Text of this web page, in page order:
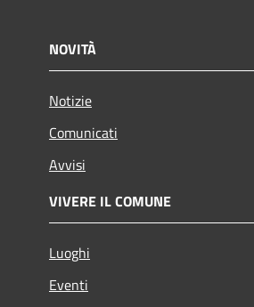
NOVITÀ
Notizie
Comunicati
Avvisi
VIVERE IL COMUNE
Luoghi
Eventi